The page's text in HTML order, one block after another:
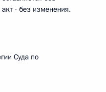
- без изменения.
Суда по